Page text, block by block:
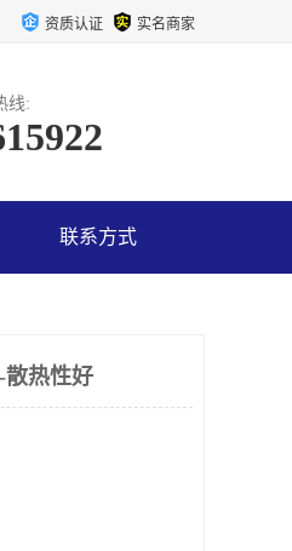
资质认证 实名商家
线:
联系方式
散热性好